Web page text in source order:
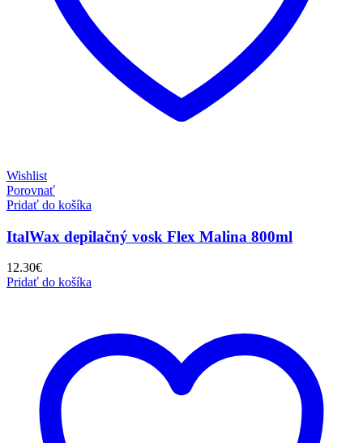
Wishlist
Porovnať
Pridať do košíka
ItalWax depilačný vosk Flex Malina 800ml
12.30€
Pridať do košíka